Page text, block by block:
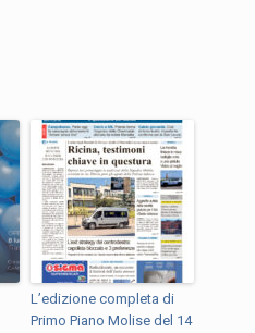
L’edizione completa di
Primo Piano Molise del 14